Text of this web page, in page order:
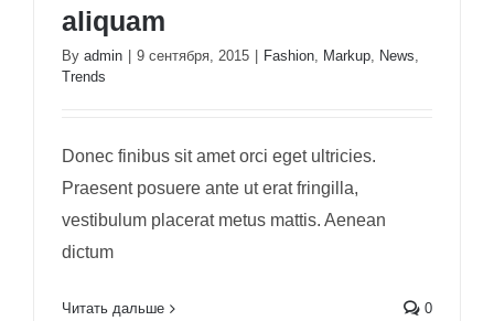
aliquam
By admin 9 сентября, 2015 Fashion, Markup, News,
Trends
Donec finibus sit amet orci eget ultricies.
Praesent posuere ante ut erat fringilla,
vestibulum placerat metus mattis. Aenean
dictum
Читать дальше 0